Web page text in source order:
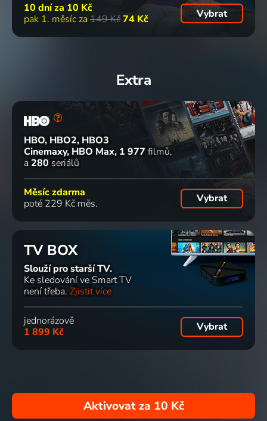
10 dní za 10 Kč
pak 1. měsíc za 149 Kč74 Kč Vybrat
Extra
HBO, HBO2, HBO3
Cinemaxy, HBO Max 1 977 filmů
a 280 seriálů
Měsíc zdarma
poté 229 Kč měs.
Vybrat
TV BOX
Slouží pro starší TV.
Ke sledování ve Smart TV
není třeba. Zjistit více
jednorázově
1 899 Kč
Vybrat
Aktivovat za 10 Kč